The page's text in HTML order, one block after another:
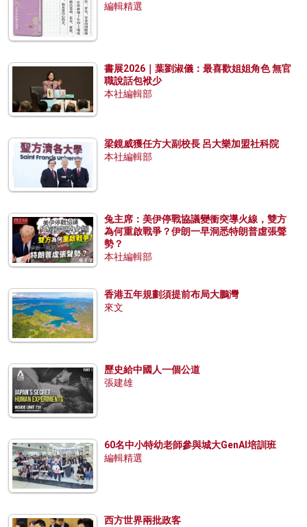
編輯精選
書展2026｜葉劉淑儀：最喜歡姐姐角色 無官
職說話包袱少
本社編輯部
梁鏡威獲任方大副校長 呂大樂加盟社科院
本社編輯部
兔主席：美伊停戰協議變衝突導火線，雙方
為何重啟戰爭？伊朗一早洞悉特朗普虛張聲
勢？
本社編輯部
香港五年規劃須提前布局大鵬灣
來文
歷史給中國人一個公道
張建雄
60名中小特幼老師參與城大GenAI培訓班
編輯精選
西方世界兩批政客